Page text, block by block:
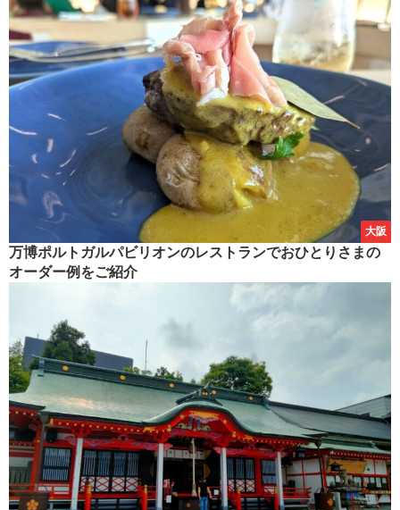
大阪
万博ポルトガルパビリオンのレストランでおひとりさまの
オーダー例をご紹介